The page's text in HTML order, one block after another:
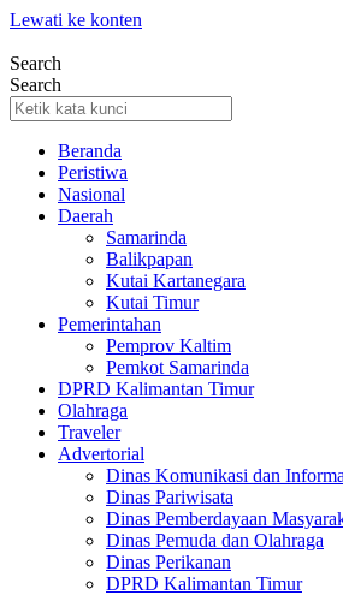
Lewati ke konten
Search
Search
Beranda
Peristiwa
Nasional
Daerah
Samarinda
Balikpapan
Kutai Kartanegara
Kutai Timur
Pemerintahan
Pemprov Kaltim
Pemkot Samarinda
DPRD Kalimantan Timur
Olahraga
Traveler
Advertorial
Dinas Komunikasi dan
Dinas Pariwisata
Dinas Pemberdayaan
Dinas Pemuda dan Olahraga
Dinas Perikanan
DPRD Kalimantan Timur